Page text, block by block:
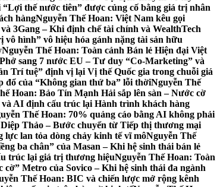
thế nước tiên” được củng cố bằng giá trị nhân
hàngNguyễn Thế Hoan: Việt Nam kêu gọi
3Gang – Khi định chế tài chính và WealthTech
hình” vô hiệu hóa gánh nặng tài sản hữu
Nguyễn Thế Hoan: Toàn cảnh Bán lẻ Hiện đại Việt
sang 7 nước EU – Tư duy “Co-Marketing” và
Trí tuệ” định vị lại Vị thế Quốc gia trong chuỗi giá
đổ của “Không gian thứ ba” lỗi thờiNguyễn Thế
Hoan: Bảo Tín Mạnh Hải sắp lên sàn – Nước cờ
AI định cấu trúc lại Hành trình khách hàng
Thế Hoan: 70% quảng cáo bằng AI không phải
Thảo – Bước chuyển từ Tiếp thị thương mại
lan tỏa dòng chảy kinh tế vĩ môNguyễn Thế
ba chân” của Masan – Khi hệ sinh thái bán lẻ
trúc lại giá trị thương hiệuNguyễn Thế Hoan: Toàn
cờ” Metro của Sovico – Khi hệ sinh thái đa ngành
Thế Hoan: BIC và chiến lược mở rộng kênh